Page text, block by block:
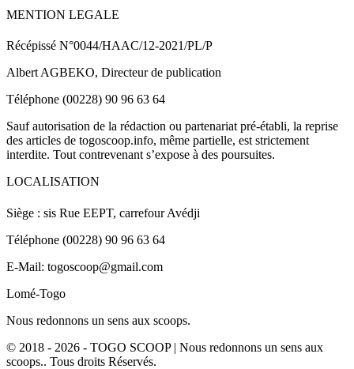
MENTION LEGALE
Récépissé N°0044/HAAC/12-2021/PL/P
Albert AGBEKO, Directeur de publication
Téléphone (00228) 90 96 63 64
Sauf autorisation de la rédaction ou partenariat pré-établi, la reprise
des articles de togoscoop.info, même partielle, est strictement
interdite. Tout contrevenant s’expose à des poursuites.
LOCALISATION
Siège : sis Rue EEPT, carrefour Avédji
Téléphone (00228) 90 96 63 64
E-Mail: togoscoop@gmail.com
Lomé-Togo
Nous redonnons un sens aux scoops.
© 2018 - 2026 - TOGO SCOOP | Nous redonnons un sens aux
scoops.. Tous droits Réservés.